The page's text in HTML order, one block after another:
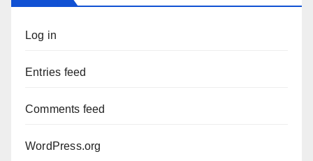
Log in
Entries feed
Comments feed
WordPress.org